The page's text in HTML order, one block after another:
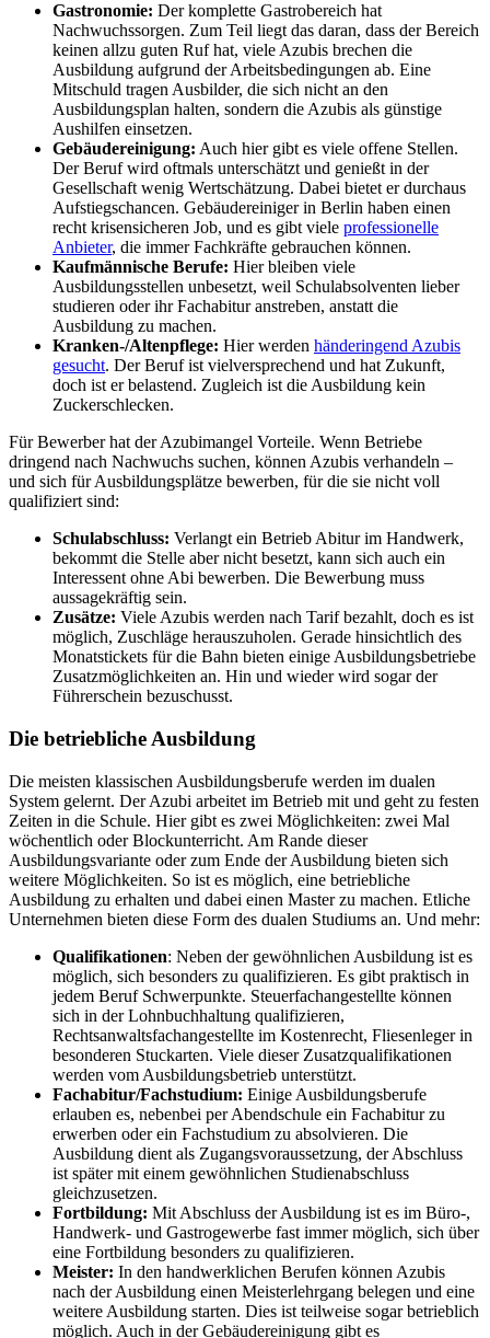
Gastronomie: Der komplette Gastrobereich hat
Nachwuchssorgen. Zum Teil liegt das daran, dass der Bereich
keinen allzu guten Ruf hat, viele Azubis brechen die
Ausbildung aufgrund der Arbeitsbedingungen ab. Eine
Mitschuld tragen Ausbilder, die sich nicht an den
Ausbildungsplan halten, sondern die Azubis als günstige
Aushilfen einsetzen.
Gebäudereinigung: Auch hier gibt es viele offene Stellen.
Der Beruf wird oftmals unterschätzt und genießt in der
Gesellschaft wenig Wertschätzung. Dabei bietet er durchaus
Aufstiegschancen. Gebäudereiniger in Berlin haben einen
recht krisensicheren Job, und es gibt viele professionelle
Anbieter, die immer Fachkräfte gebrauchen können.
Kaufmännische Berufe: Hier bleiben viele
Ausbildungsstellen unbesetzt, weil Schulabsolventen lieber
studieren oder ihr Fachabitur anstreben, anstatt die
Ausbildung zu machen.
Kranken-/Altenpflege: Hier werden händeringend Azubis
gesucht. Der Beruf ist vielversprechend und hat Zukunft,
doch ist er belastend. Zugleich ist die Ausbildung kein
Zuckerschlecken.
Für Bewerber hat der Azubimangel Vorteile. Wenn Betriebe
dringend nach Nachwuchs suchen, können Azubis verhandeln –
und sich für Ausbildungsplätze bewerben, für die sie nicht voll
qualifiziert sind:
Schulabschluss: Verlangt ein Betrieb Abitur im Handwerk,
bekommt die Stelle aber nicht besetzt, kann sich auch ein
Interessent ohne Abi bewerben. Die Bewerbung muss
aussagekräftig sein.
Zusätze: Viele Azubis werden nach Tarif bezahlt, doch es ist
möglich, Zuschläge herauszuholen. Gerade hinsichtlich des
Monatstickets für die Bahn bieten einige Ausbildungsbetriebe
Zusatzmöglichkeiten an. Hin und wieder wird sogar der
Führerschein bezuschusst.
Die betriebliche Ausbildung
Die meisten klassischen Ausbildungsberufe werden im dualen
System gelernt. Der Azubi arbeitet im Betrieb mit und geht zu festen
Zeiten in die Schule. Hier gibt es zwei Möglichkeiten: zwei Mal
wöchentlich oder Blockunterricht. Am Rande dieser
Ausbildungsvariante oder zum Ende der Ausbildung bieten sich
weitere Möglichkeiten. So ist es möglich, eine betriebliche
Ausbildung zu erhalten und dabei einen Master zu machen. Etliche
Unternehmen bieten diese Form des dualen Studiums an. Und mehr:
Qualifikationen: Neben der gewöhnlichen Ausbildung ist es
möglich, sich besonders zu qualifizieren. Es gibt praktisch in
jedem Beruf Schwerpunkte. Steuerfachangestellte können
sich in der Lohnbuchhaltung qualifizieren,
Rechtsanwaltsfachangestellte im Kostenrecht, Fliesenleger in
besonderen Stuckarten. Viele dieser Zusatzqualifikationen
werden vom Ausbildungsbetrieb unterstützt.
Fachabitur/Fachstudium: Einige Ausbildungsberufe
erlauben es, nebenbei per Abendschule ein Fachabitur zu
erwerben oder ein Fachstudium zu absolvieren. Die
Ausbildung dient als Zugangsvoraussetzung, der Abschluss
ist später mit einem gewöhnlichen Studienabschluss
gleichzusetzen.
Fortbildung: Mit Abschluss der Ausbildung ist es im Büro-,
Handwerk- und Gastrogewerbe fast immer möglich, sich über
eine Fortbildung besonders zu qualifizieren.
Meister: In den handwerklichen Berufen können Azubis
nach der Ausbildung einen Meisterlehrgang belegen und eine
weitere Ausbildung starten. Dies ist teilweise sogar betrieblich
möglich. Auch in der Gebäudereinigung gibt es